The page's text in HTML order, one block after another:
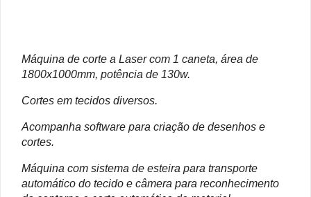
Máquina de corte a Laser com 1 caneta, área de
1800x1000mm, potência de 130w.
Cortes em tecidos diversos.
Acompanha software para criação de desenhos e
cortes.
Máquina com sistema de esteira para transporte
automático do tecido e câmera para reconhecimento